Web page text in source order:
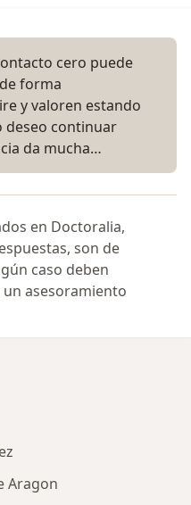
cero puede
forma
y valoren estando
deseo continuar
da mucha…
en Doctoralia,
son de
caso deben
asesoramiento
Aragon